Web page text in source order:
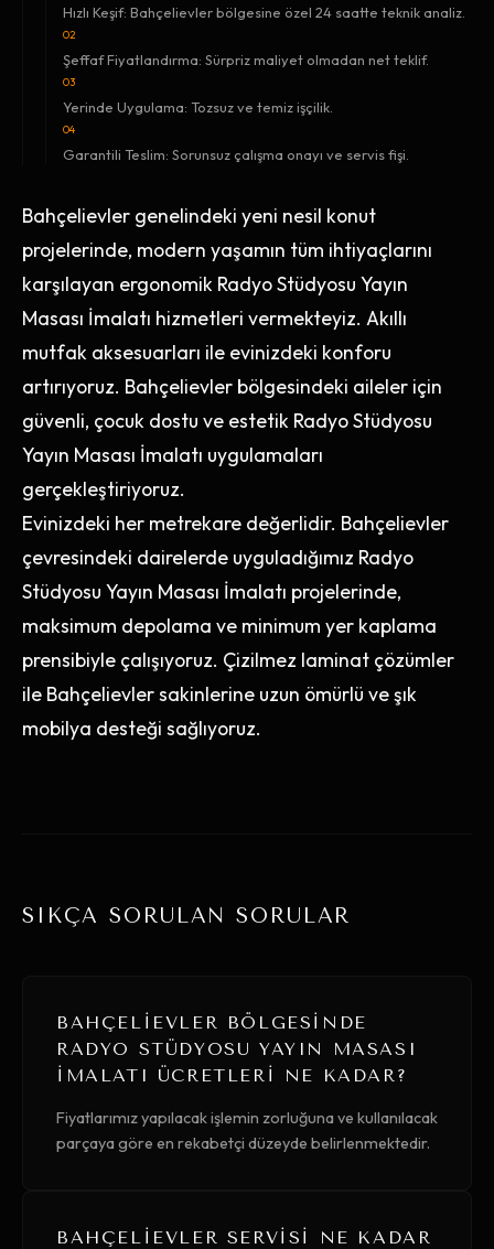
Hızlı Keşif: Bahçelievler bölgesine özel 24 saatte teknik analiz.
02
Şeffaf Fiyatlandırma: Sürpriz maliyet olmadan net teklif.
03
Yerinde Uygulama: Tozsuz ve temiz işçilik.
04
Garantili Teslim: Sorunsuz çalışma onayı ve servis fişi.
Bahçelievler genelindeki yeni nesil konut
projelerinde, modern yaşamın tüm ihtiyaçlarını
karşılayan ergonomik Radyo Stüdyosu Yayın
Masası İmalatı hizmetleri vermekteyiz. Akıllı
mutfak aksesuarları ile evinizdeki konforu
artırıyoruz. Bahçelievler bölgesindeki aileler için
güvenli, çocuk dostu ve estetik Radyo Stüdyosu
Yayın Masası İmalatı uygulamaları
gerçekleştiriyoruz.
Evinizdeki her metrekare değerlidir. Bahçelievler
çevresindeki dairelerde uyguladığımız Radyo
Stüdyosu Yayın Masası İmalatı projelerinde,
maksimum depolama ve minimum yer kaplama
prensibiyle çalışıyoruz. Çizilmez laminat çözümler
ile Bahçelievler sakinlerine uzun ömürlü ve şık
mobilya desteği sağlıyoruz.
SIKÇA SORULAN SORULAR
BAHÇELIEVLER BÖLGESINDE
RADYO STÜDYOSU YAYIN MASASI
İMALATI ÜCRETLERI NE KADAR?
Fiyatlarımız yapılacak işlemin zorluğuna ve kullanılacak
parçaya göre en rekabetçi düzeyde belirlenmektedir.
BAHÇELIEVLER SERVISI NE KADAR